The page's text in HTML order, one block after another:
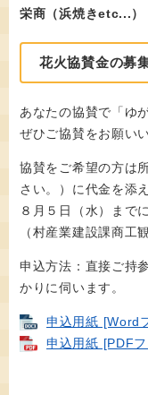
栄商（浜焼きetc...）
花火協賛金の募
あなたの協賛で「ゆ
ぜひご協賛をお願い
協賛をご希望の方は
さい。）に代金を添え
８月５日（水）まで
（村産業建設課商工
申込方法：直接ご持
かりに伺います。
申込用紙 [Word
申込用紙 [PDF